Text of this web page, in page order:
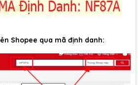
Shopee qua mã định danh: